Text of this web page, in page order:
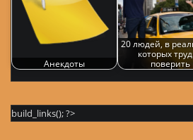
Анекдоты
20 людей, в
которых
поверить
build_links(); ?>